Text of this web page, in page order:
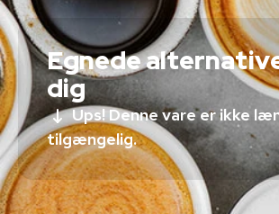
Egnede
dig
Ups! Denne vare er ikke
tilgængelig.